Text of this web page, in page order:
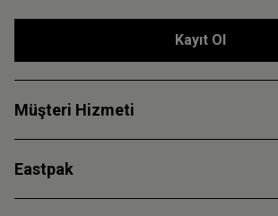
Kayıt Ol
Müşteri Hizmeti
Eastpak